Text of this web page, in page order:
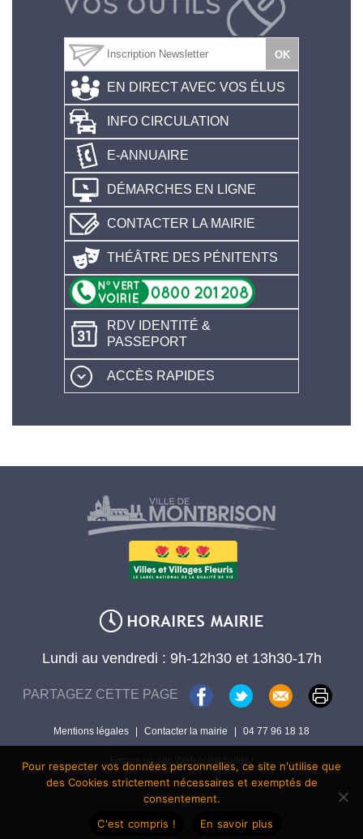
EN DIRECT AVEC VOS ÉLUS
INFO CIRCULATION
E-ANNUAIRE
DÉMARCHES EN LIGNE
CONTACTER LA MAIRIE
THÉÂTRE DES PÉNITENTS
RDV IDENTITÉ &
PASSEPORT
ACCÈS RAPIDES
Lundi au vendredi : 9h-12h30 et 13h30-17h
PARTAGEZ CETTE PAGE
Mentions légales | Contacter la mairie | 04 77 96 18 18
Encore un site Web collectivités !
Pour respecter vos données personnelles, ce site n'utilise que
des Cookies strictement nécessaires et exemptés de
consentement.
C'est compris !
En savoir plus